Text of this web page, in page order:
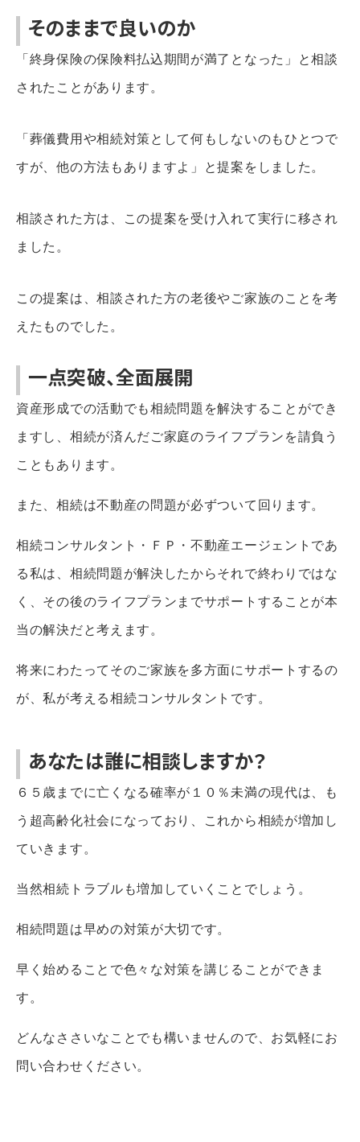
そのままで良いのか
「終身保険の保険料払込期間が満了となった」と相談
されたことがあります。
「葬儀費用や相続対策として何もしないのもひとつで
すが、他の方法もありますよ」と提案をしました。
相談された方は、この提案を受け入れて実行に移され
ました。
この提案は、相談された方の老後やご家族のことを考
えたものでした。
一点突破、全面展開
資産形成での活動でも相続問題を解決することができ
ますし、相続が済んだご家庭のライフプランを請負う
こともあります。
また、相続は不動産の問題が必ずついて回ります。
相続コンサルタント・ＦＰ・不動産エージェントであ
る私は、相続問題が解決したからそれで終わりではな
く、その後のライフプランまでサポートすることが本
当の解決だと考えます。
将来にわたってそのご家族を多方面にサポートするの
が、私が考える相続コンサルタントです。
あなたは誰に相談しますか？
６５歳までに亡くなる確率が１０％未満の現代は、も
う超高齢化社会になっており、これから相続が増加し
ていきます。
当然相続トラブルも増加していくことでしょう。
相続問題は早めの対策が大切です。
早く始めることで色々な対策を講じることができま
す。
どんなささいなことでも構いませんので、お気軽にお
問い合わせください。